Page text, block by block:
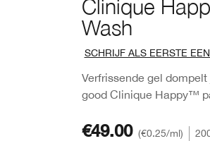
Clinique
Wash
SCHRIJF ALS EERSTE
Verfrissende gel
good Clinique Happy™
€49.00 €0.25/ml